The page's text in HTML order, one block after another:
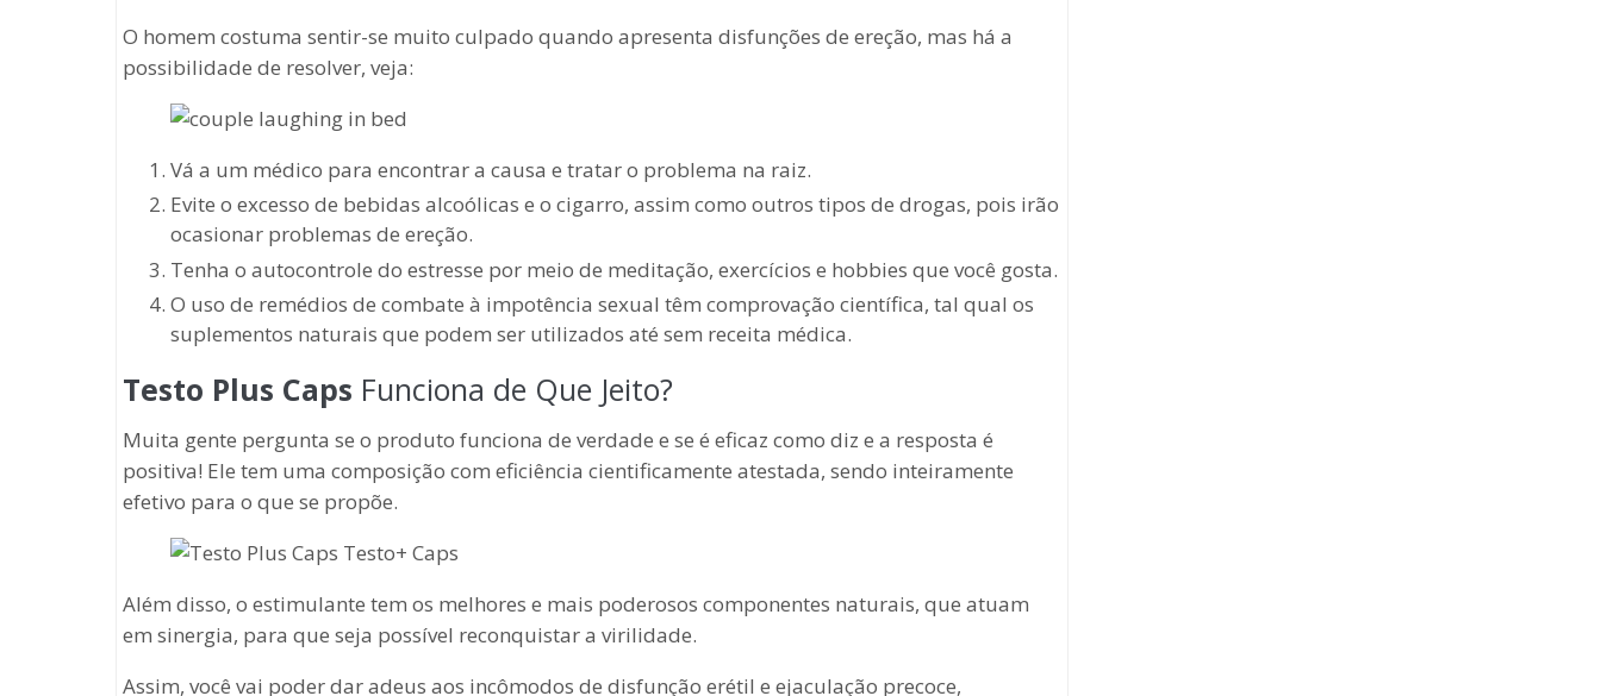
O homem costuma sentir-se muito culpado quando apresenta disfunções de ereção, mas há a
possibilidade de resolver, veja:
Vá a um médico para encontrar a causa e tratar o problema na raiz.
Evite o excesso de bebidas alcoólicas e o cigarro, assim como outros tipos de drogas, pois irão
ocasionar problemas de ereção.
Tenha o autocontrole do estresse por meio de meditação, exercícios e hobbies que você gosta.
O uso de remédios de combate à impotência sexual têm comprovação científica, tal qual os
suplementos naturais que podem ser utilizados até sem receita médica.
Testo Plus Caps Funciona de Que Jeito?
Muita gente pergunta se o produto funciona de verdade e se é eficaz como diz e a resposta é
positiva! Ele tem uma composição com eficiência cientificamente atestada, sendo inteiramente
efetivo para o que se propõe.
Além disso, o estimulante tem os melhores e mais poderosos componentes naturais, que atuam
em sinergia, para que seja possível reconquistar a virilidade.
Assim, você vai poder dar adeus aos incômodos de disfunção erétil e ejaculação precoce,